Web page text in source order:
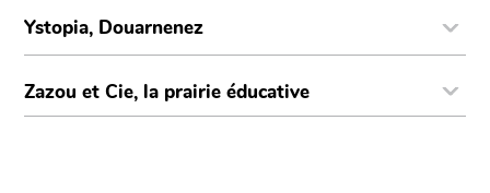
Ystopia, Douarnenez
Zazou et Cie, la prairie éducative